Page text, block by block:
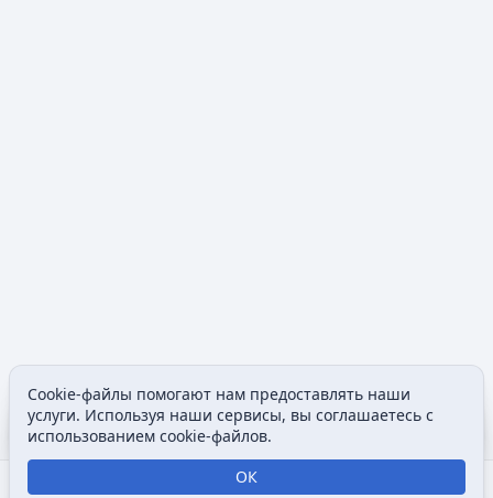
Просмотры
Содержание
Cookie-файлы помогают нам предоставлять наши
услуги. Используя наши сервисы, вы соглашаетесь с
использованием cookie-файлов.
ОК